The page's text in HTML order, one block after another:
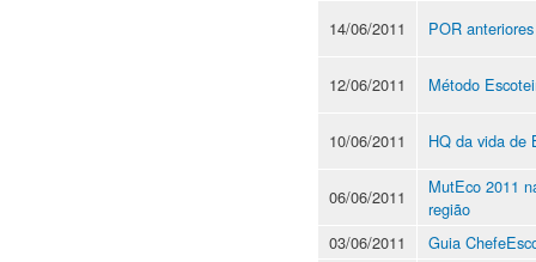
14/06/2011 POR anteriores
12/06/2011 Método
10/06/2011 HQ da vida de
06/06/2011
MutEco 2011
região
03/06/2011
Guia